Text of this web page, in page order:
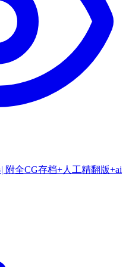
附全CG存档+人工精翻版+ai